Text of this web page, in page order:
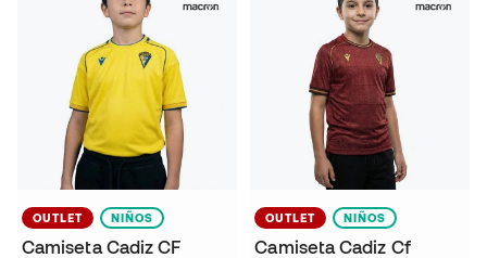
OUTLET NIÑOS
Camiseta Cadiz CF
OUTLET NIÑOS
Camiseta Cadiz Cf